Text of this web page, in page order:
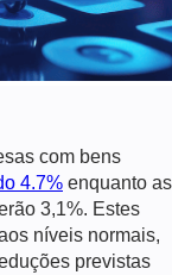
com bens
4.7% enquanto as
3,1%. Estes
níveis normais,
previstas